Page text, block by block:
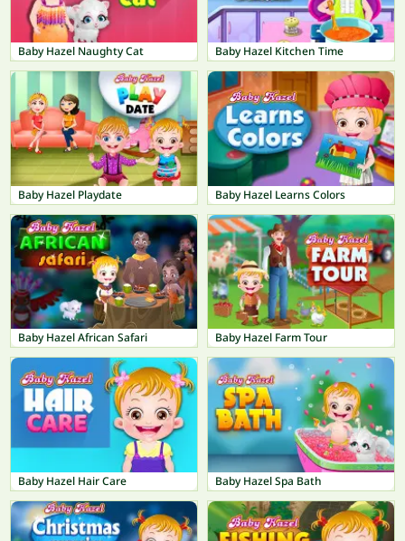
Baby Hazel Naughty Cat Baby Hazel Kitchen Time
Baby Hazel Playdate Baby Hazel Learns Colors
Baby Hazel African Safari Baby Hazel Farm Tour
Baby Hazel Hair Care Baby Hazel Spa Bath